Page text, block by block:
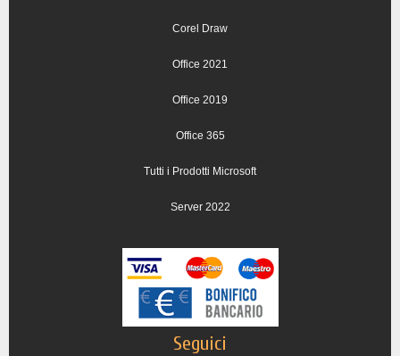
Corel Draw
Office 2021
Office 2019
Office 365
Tutti i Prodotti Microsoft
Server 2022
Seguici